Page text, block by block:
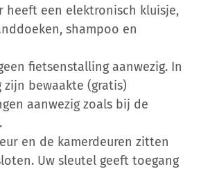
heeft een elektronisch kluisje,
shampoo en
fietsenstalling aanwezig. In
zijn bewaakte (gratis)
aanwezig zoals bij de
en de kamerdeuren zitten
Uw sleutel geeft toegang